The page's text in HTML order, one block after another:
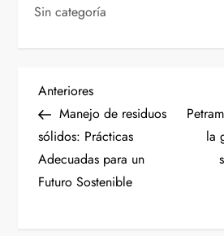
Sin categoría
N
a
v
Entrada
anterior
Anteriores
Manejo de residuos
sólidos: Prácticas
Adecuadas para un
Futuro Sostenible
la